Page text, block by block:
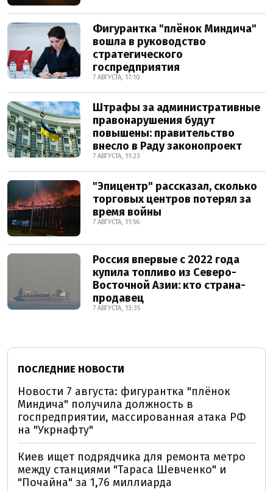
Фигурантка "плёнок Миндича"
вошла в руководство
стратегического
госпредприятия
7 АВГУСТА, 17:10
Штрафы за административные
правонарушения будут
повышены: правительство
внесло в Раду законопроект
7 АВГУСТА, 11:23
"Эпицентр" рассказал, сколько
торговых центров потерял за
время войны
7 АВГУСТА, 11:56
Россия впервые с 2022 года
купила топливо из Северо-
Восточной Азии: кто страна-
продавец
7 АВГУСТА, 13:35
ПОСЛЕДНИЕ НОВОСТИ
Новости 7 августа: фигурантка "плёнок
Миндича" получила должность в
госпредприятии, массированная атака РФ
на "Укрнафту"
Киев ищет подрядчика для ремонта метро
между станциями "Тараса Шевченко" и
"Почайна" за 1,76 миллиарда